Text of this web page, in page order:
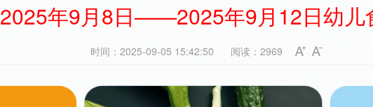
2025年9月8日——2025年9月12日幼儿
时间：2025-09-05 15:42:50 阅读：2969